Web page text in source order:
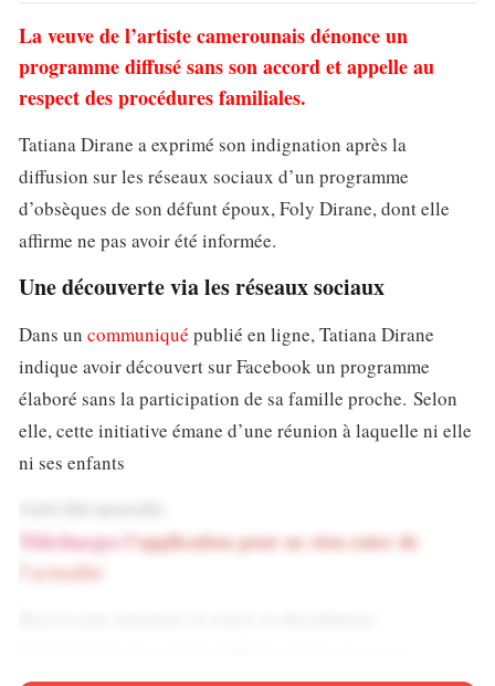
La veuve de l’artiste camerounais dénonce un
programme diffusé sans son accord et appelle au
respect des procédures familiales.
Tatiana Dirane a exprimé son indignation après la
diffusion sur les réseaux sociaux d’un programme
d’obsèques de son défunt époux, Foly Dirane, dont elle
affirme ne pas avoir été informée.
Une découverte via les réseaux sociaux
Dans un communiqué publié en ligne, Tatiana Dirane
indique avoir découvert sur Facebook un programme
élaboré sans la participation de sa famille proche. Selon
elle, cette initiative émane d’une réunion à laquelle ni elle
ni ses enfants
Téléchargezl’application pour ne rien rater de
l’actualité